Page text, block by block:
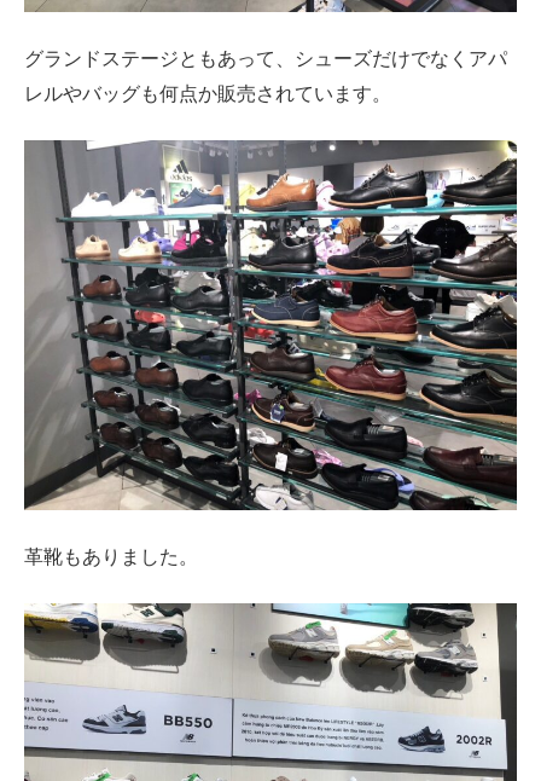
グランドステージともあって、シューズだけでなくアパ
レルやバッグも何点か販売されています。
革靴もありました。